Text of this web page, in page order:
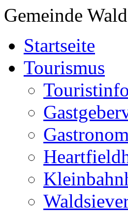
Gemeinde
Startseite
Tourismus